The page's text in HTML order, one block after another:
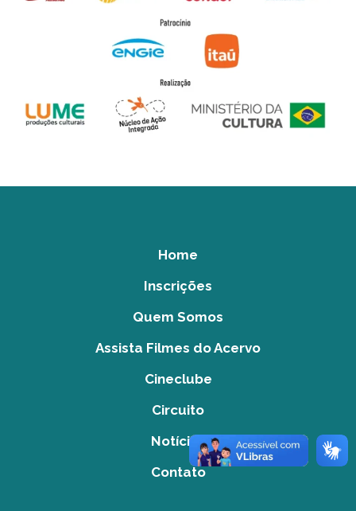
Home
Inscrições
Quem Somos
Assista Filmes do Acervo
Cineclube
Circuito
Notícias
Contato